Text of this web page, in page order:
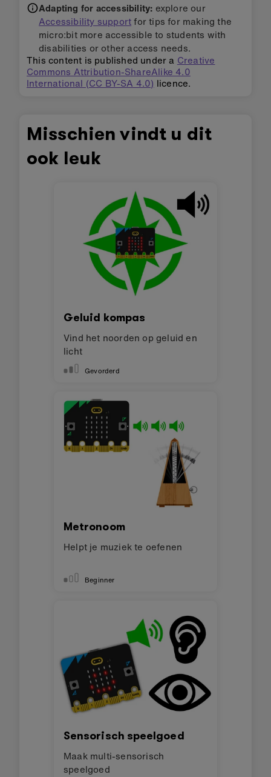
Adapting for accessibility: explore our
Accessibility supportfor tips for making the
micro:bit more accessible to students with
disabilities or other access needs.
This content is published under a Creative
Commons Attribution-ShareAlike 4.0
International (CC BY-SA 4.0) licence.
Misschien vindt u dit
ook leuk
Geluid kompas
Vind het noorden op geluid en
licht
Gevorderd
Metronoom
Helpt je muziek te oefenen
Beginner
Sensorisch speelgoed
Maak multi-sensorisch
speelgoed